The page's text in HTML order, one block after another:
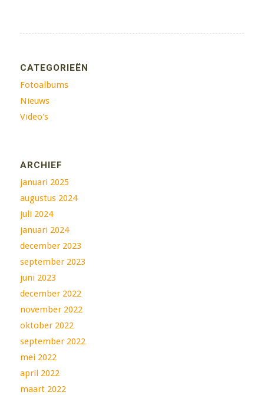
CATEGORIEËN
Fotoalbums
Nieuws
Video's
ARCHIEF
januari 2025
augustus 2024
juli 2024
januari 2024
december 2023
september 2023
juni 2023
december 2022
november 2022
oktober 2022
september 2022
mei 2022
april 2022
maart 2022